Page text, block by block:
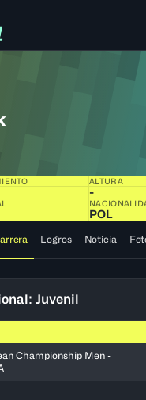
ALTURA
-
POL
Logros Noticia
Juvenil
Championship Men -